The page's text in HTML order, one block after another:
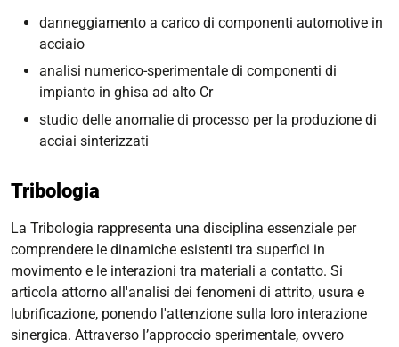
danneggiamento a carico di componenti automotive in
acciaio
analisi numerico-sperimentale di componenti di
impianto in ghisa ad alto Cr
studio delle anomalie di processo per la produzione di
acciai sinterizzati
Tribologia
La Tribologia rappresenta una disciplina essenziale per
comprendere le dinamiche esistenti tra superfici in
movimento e le interazioni tra materiali a contatto. Si
articola attorno all'analisi dei fenomeni di attrito, usura e
lubrificazione, ponendo l'attenzione sulla loro interazione
sinergica. Attraverso l’approccio sperimentale, ovvero